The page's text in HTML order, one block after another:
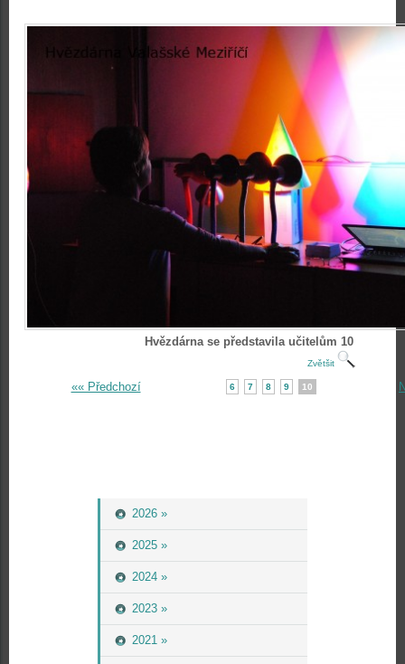
2026 »
2025 »
2024 »
2023 »
2021 »
Hvězdárna se představila učitelům 10
Zvětšit
«« Předchozí 6 7 8 9 10